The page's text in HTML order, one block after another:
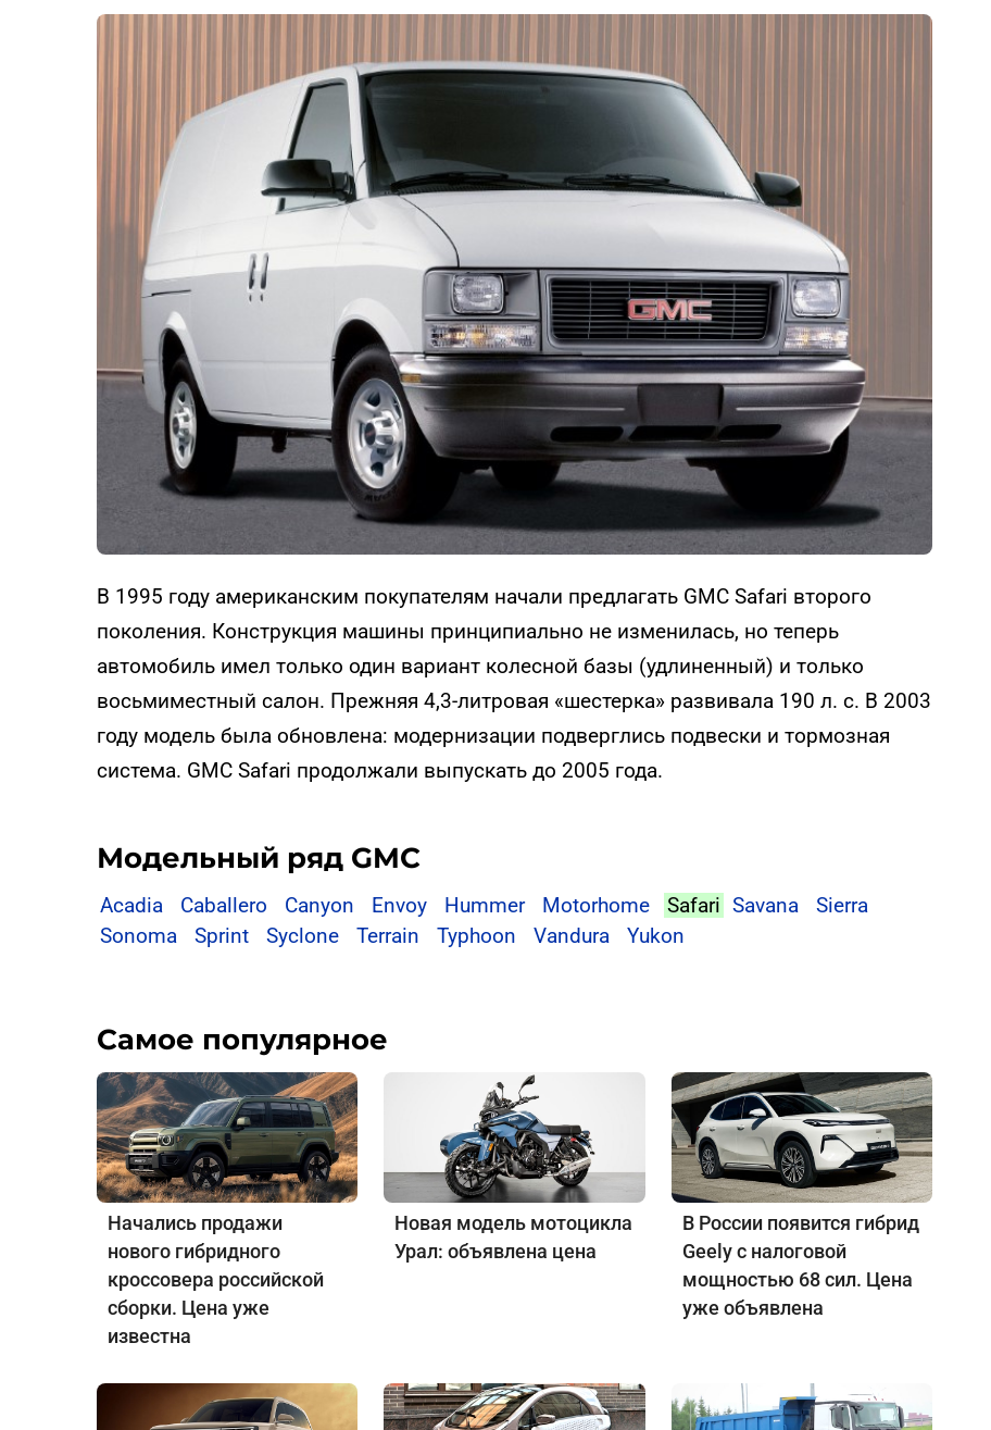
В 1995 году американским покупателям начали предлагать GMC Safari второго
поколения. Конструкция машины принципиально не изменилась, но теперь
автомобиль имел только один вариант колесной базы (удлиненный) и только
восьмиместный салон. Прежняя 4,3-литровая «шестерка» развивала 190 л. с. В 2003
году модель была обновлена: модернизации подверглись подвески и тормозная
система. GMC Safari продолжали выпускать до 2005 года.
Модельный ряд GMC
Acadia Caballero Canyon Envoy Hummer Motorhome Safari Savana
Sierra
Sonoma
Sprint Syclone Terrain Typhoon Vandura Yukon
Самое популярное
Начались продажи
нового гибридного
кроссовера российской
сборки. Цена уже
известна
Новая модель мотоцикла
Урал: объявлена цена
В России появится гибрид
Geely с налоговой
мощностью 68 сил. Цена
уже объявлена